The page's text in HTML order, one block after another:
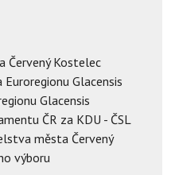
Červený Kostelec
Glacensis
Glacensis
ČR za KDU - ČSL
města Červený
výboru